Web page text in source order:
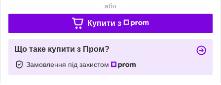
або
Купити з
Що таке купити з Пром?
Замовлення під захистом